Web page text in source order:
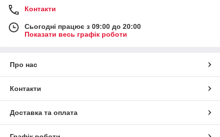
Контакти
Сьогодні працює з 09:00 до 20:00
Показати весь графік роботи
Про нас
Контакти
Доставка та оплата